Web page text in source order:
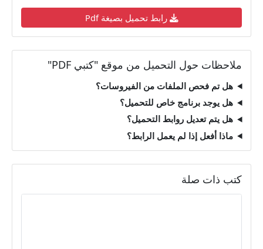
رابط تحميل بصيغة Pdf
ملاحظات حول التحميل من موقع "كتبي PDF"
هل تم فحص الملفات من الفيروسات؟
هل يوجد برنامج خاص للتحميل؟
هل يتم تعديل روابط التحميل؟
ماذا أفعل إذا لم يعمل الرابط؟
كتب ذات صلة